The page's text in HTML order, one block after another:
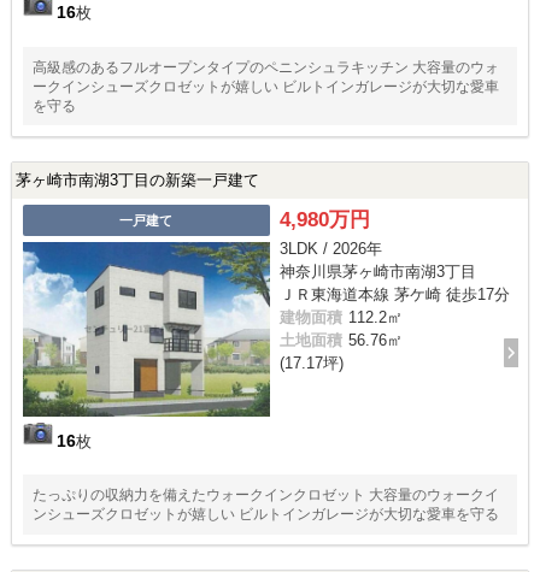
16枚
高級感のあるフルオープンタイプのペニンシュラキッチン 大容量のウォ
ークインシューズクロゼットが嬉しい ビルトインガレージが大切な愛車
を守る
茅ヶ崎市南湖3丁目の新築一戸建て
一戸建て
16枚
4,980万円
3LDK / 2026年
神奈川県茅ヶ崎市南湖3丁目
ＪＲ東海道本線 茅ケ崎 徒歩17分
建物面積 112.2㎡
土地面積 56.76㎡
(17.17坪)
たっぷりの収納力を備えたウォークインクロゼット 大容量のウォークイ
ンシューズクロゼットが嬉しい ビルトインガレージが大切な愛車を守る